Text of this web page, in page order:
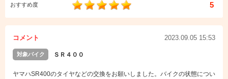
おすすめ度 5
コメント 2023.09.05 15:53
対象バイク ＳＲ４００
ヤマハSR400のタイヤなどの交換をお願いしました。バイクの状態につい